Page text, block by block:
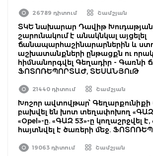
26789 դիտում Շամշյան
ՏԿԵ նախարար Դավիթ
շարունակում է անակնկալ այցելել
ճանապարհաշինարարներին և
աշխատանքների ընթացքն ու
հիմնանորգվել Գեղադիր - Գառնի
ՖՈՏՈՌԵՊՈՐՏԱԺ, ՏԵՍԱՆՅՈւԹ
21440 դիտում Շամշյան
Խոշոր ավտովթար՝ Գեղարքունիքի
բախվել են խոտ տեղափոխող «ԳԱԶ
«Opel»-ը. «ԳԱԶ 53»-ը կողաշրջվել է,
հայտնվել է ծառերի մեջ.
19063 դիտում Շամշյան